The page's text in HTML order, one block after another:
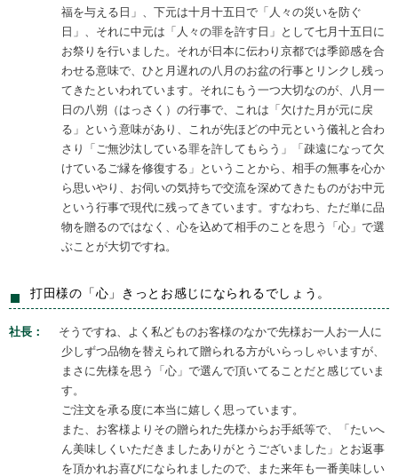
福を与える日」、下元は十月十五日で「人々の災いを防ぐ
日」、それに中元は「人々の罪を許す日」として七月十五日に
お祭りを行いました。それが日本に伝わり京都では季節感を合
わせる意味で、ひと月遅れの八月のお盆の行事とリンクし残っ
てきたといわれています。それにもう一つ大切なのが、八月一
日の八朔（はっさく）の行事で、これは「欠けた月が元に戻
る」という意味があり、これが先ほどの中元という儀礼と合わ
さり「ご無沙汰している罪を許してもらう」「疎遠になって欠
けているご縁を修復する」ということから、相手の無事を心か
ら思いやり、お伺いの気持ちで交流を深めてきたものがお中元
という行事で現代に残ってきています。すなわち、ただ単に品
物を贈るのではなく、心を込めて相手のことを思う「心」で選
ぶことが大切ですね。
打田様の「心」きっとお感じになられるでしょう。
社長：
そうですね、よく私どものお客様のなかで先様お一人お一人に
少しずつ品物を替えられて贈られる方がいらっしゃいますが、
まさに先様を思う「心」で選んで頂いてることだと感じていま
す。
ご注文を承る度に本当に嬉しく思っています。
また、お客様よりその贈られた先様からお手紙等で、「たいへ
ん美味しくいただきましたありがとうございました」とお返事
を頂かれお喜びになられましたので、また来年も一番美味しい